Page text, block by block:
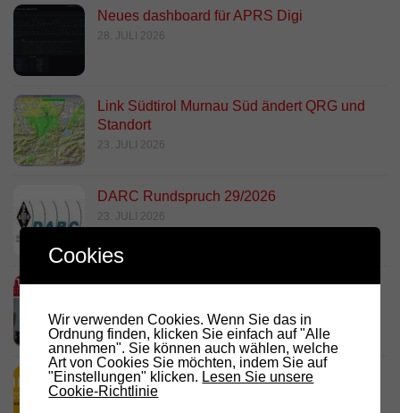
Neues dashboard für APRS Digi
28. JULI 2026
Link Südtirol Murnau Süd ändert QRG und
Standort
23. JULI 2026
DARC Rundspruch 29/2026
23. JULI 2026
D.R.C. in den Medien – Meraner
18. JULI 2026
HamRadio Friedrichshafen 2026
11. JULI 2026
Cookies
Wir verwenden Cookies. Wenn Sie das in
Ordnung finden, klicken Sie einfach auf "Alle
annehmen". Sie können auch wählen, welche
Art von Cookies Sie möchten, indem Sie auf
"Einstellungen" klicken. Lesen Sie unsere
Cookie-Richtlinie